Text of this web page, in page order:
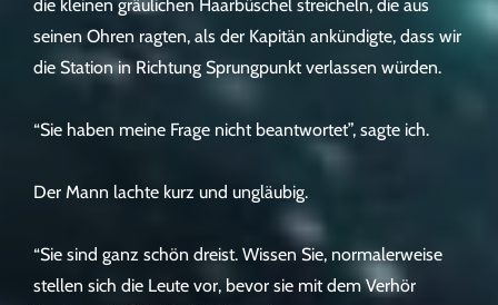
die kleinen gräulichen Haarbüschel streicheln, die aus
seinen Ohren ragten, als der Kapitän ankündigte, dass wir
die Station in Richtung Sprungpunkt verlassen würden.
“Sie haben meine Frage nicht beantwortet”, sagte ich.
Der Mann lachte kurz und ungläubig.
“Sie sind ganz schön dreist. Wissen Sie, normalerweise
stellen sich die Leute vor, bevor sie mit dem Verhör